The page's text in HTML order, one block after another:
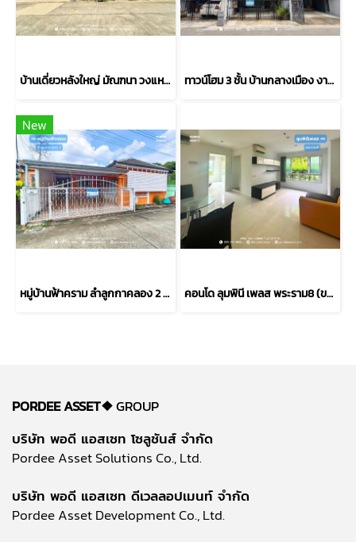
บ้านเดี่ยวหลังใหญ่ มัณฑนา วงแหวน–บางบอน พร้อมส่วนต่อเติมห้องทำงานหรือสตูดิโอ (ขนาด 101 ตร.ว.) บางบอน กทม. : Mantana Wongwaen-Bangbon โครงการคุณภาพจาก Land & Houses ทาวน์โฮม 3 ชั้น บ้านกลางเมือง งามวงศ์วาน (ขนาด 18 ตร.ว.) งามวงศ์วาน 47 แยก 6 (ซ.ชินเขต 2/6) ใกล้การไฟฟ้าส่วนภูมิภาค(สำนักงานใหญ่) หลักสี่ กทม. : Baan Klang Muang Ngamwongwan
New
หมู่บ้านฟ้าคราม ลำลูกกาคลอง 2 (ขนาด 40 ตร.ว.) คูคต ปทุมธานี เข้า-ออกได้2เส้นทาง ถ.ลำลูกกา ถ.รังสิต-นครนายก ใกล้รถไฟฟ้าสีเขียว(BTS)สถานีคูคต คอนโด ลุมพินี เพลส พระราม8 (ขนาด 45 ตร.ม.) ชั้น1 บางพลัด กทม. : Lumpini Place Rama 8
PORDEE ASSET❖GROUP
บริษัท พอดี แอสเซท โซลูชันส์ จำกัด
Pordee Asset Solutions Co., Ltd.
บริษัท พอดี แอสเซท ดีเวลลอปเมนท์ จำกัด
Pordee Asset Development Co., Ltd.